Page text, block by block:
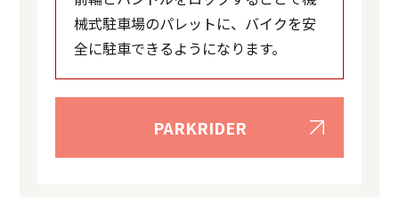
械式駐車場のパレットに、バイクを安
全に駐車できるようになります。
PARKRIDER